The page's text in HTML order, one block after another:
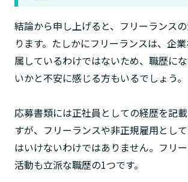
結論から申し上げると、フリーランス
ります。たしかにフリーランスは、企
属しているわけではないため、職歴に
いかと不安に感じる方もいるでしょう。
応募書類には正社員としての経歴を記
すが、フリーランスや非正規雇用とし
はいけないわけではありません。フリ
活動も立派な職歴の1つです。